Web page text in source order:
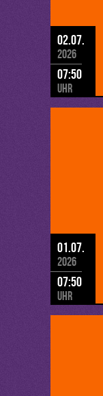
02.07.
2026
07:50
Uhr
01.07.
2026
07:50
Uhr